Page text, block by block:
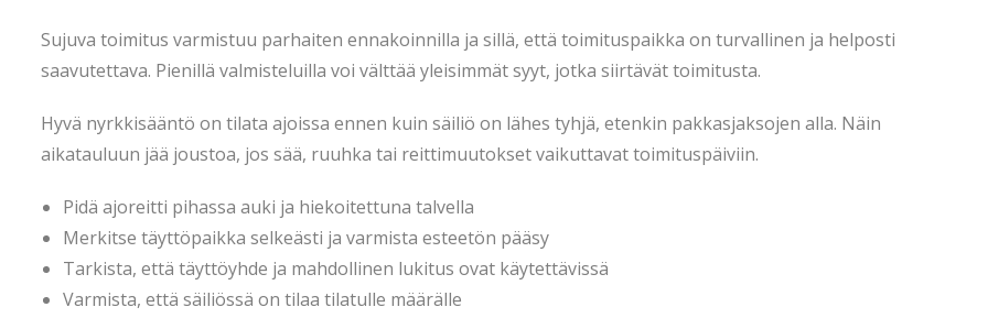
Sujuva toimitus varmistuu parhaiten ennakoinnilla ja sillä, että toimituspaikka on turvallinen ja helposti
saavutettava. Pienillä valmisteluilla voi välttää yleisimmät syyt, jotka siirtävät toimitusta.
Hyvä nyrkkisääntö on tilata ajoissa ennen kuin säiliö on lähes tyhjä, etenkin pakkasjaksojen alla. Näin
aikatauluun jää joustoa, jos sää, ruuhka tai reittimuutokset vaikuttavat toimituspäiviin.
Pidä ajoreitti pihassa auki ja hiekoitettuna talvella
Merkitse täyttöpaikka selkeästi ja varmista esteetön pääsy
Tarkista, että täyttöyhde ja mahdollinen lukitus ovat käytettävissä
Varmista, että säiliössä on tilaa tilatulle määrälle